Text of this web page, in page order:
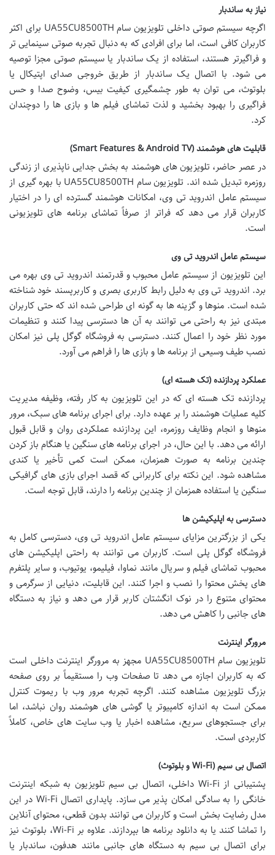
نیاز به ساندبار
اگرچه سیستم صوتی داخلی تلویزیون سام UA55CU8500TH برای اکثر
کاربران کافی است، اما برای افرادی که به دنبال تجربه صوتی سینمایی تر
و فراگیرتر هستند، استفاده از یک ساندبار یا سیستم صوتی مجزا توصیه
می شود. با اتصال یک ساندبار از طریق خروجی صدای اپتیکال یا
بلوتوث، می توان به طور چشمگیری کیفیت بیس، وضوح صدا و حس
فراگیری را بهبود بخشید و لذت تماشای فیلم ها و بازی ها را دوچندان
کرد.
قابلیت های هوشمند (Smart Features & Android TV)
در عصر حاضر، تلویزیون های هوشمند به بخش جدایی ناپذیری از زندگی
روزمره تبدیل شده اند. تلویزیون سام UA55CU8500TH با بهره گیری از
سیستم عامل اندروید تی وی، امکانات هوشمند گسترده ای را در اختیار
کاربران قرار می دهد که فراتر از صرفاً تماشای برنامه های تلویزیونی
است.
سیستم عامل اندروید تی وی
این تلویزیون از سیستم عامل محبوب و قدرتمند اندروید تی وی بهره می
برد. اندروید تی وی به دلیل رابط کاربری بصری و کاربرپسند خود شناخته
شده است. منوها و گزینه ها به گونه ای طراحی شده اند که حتی کاربران
مبتدی نیز به راحتی می توانند به آن ها دسترسی پیدا کنند و تنظیمات
مورد نظر خود را اعمال کنند. دسترسی به فروشگاه گوگل پلی نیز امکان
نصب طیف وسیعی از برنامه ها و بازی ها را فراهم می آورد.
عملکرد پردازنده (تک هسته ای)
پردازنده تک هسته ای که در این تلویزیون به کار رفته، وظیفه مدیریت
کلیه عملیات هوشمند را بر عهده دارد. برای اجرای برنامه های سبک، مرور
منوها و انجام وظایف روزمره، این پردازنده عملکردی روان و قابل قبول
ارائه می دهد. با این حال، در اجرای برنامه های سنگین یا هنگام باز کردن
چندین برنامه به صورت همزمان، ممکن است کمی تأخیر یا کندی
مشاهده شود. این نکته برای کاربرانی که قصد اجرای بازی های گرافیکی
سنگین یا استفاده همزمان از چندین برنامه را دارند، قابل توجه است.
دسترسی به اپلیکیشن ها
یکی از بزرگترین مزایای سیستم عامل اندروید تی وی، دسترسی کامل به
فروشگاه گوگل پلی است. کاربران می توانند به راحتی اپلیکیشن های
محبوب تماشای فیلم و سریال مانند نماوا، فیلیمو، یوتیوب، و سایر پلتفرم
های پخش محتوا را نصب و اجرا کنند. این قابلیت، دنیایی از سرگرمی و
محتوای متنوع را در نوک انگشتان کاربر قرار می دهد و نیاز به دستگاه
های جانبی را کاهش می دهد.
مرورگر اینترنت
تلویزیون سام UA55CU8500TH مجهز به مرورگر اینترنت داخلی است
که به کاربران اجازه می دهد تا صفحات وب را مستقیماً بر روی صفحه
بزرگ تلویزیون مشاهده کنند. اگرچه تجربه مرور وب با ریموت کنترل
ممکن است به اندازه کامپیوتر یا گوشی های هوشمند روان نباشد، اما
برای جستجوهای سریع، مشاهده اخبار یا وب سایت های خاص، کاملاً
کاربردی است.
اتصال بی سیم (Wi-Fi و بلوتوث)
پشتیبانی از Wi-Fi داخلی، اتصال بی سیم تلویزیون به شبکه اینترنت
خانگی را به سادگی امکان پذیر می سازد. پایداری اتصال Wi-Fi در این
مدل رضایت بخش است و کاربران می توانند بدون قطعی، محتوای آنلاین
را تماشا کنند یا به دانلود برنامه ها بپردازند. علاوه بر Wi-Fi، بلوتوث نیز
برای اتصال بی سیم به دستگاه های جانبی مانند هدفون، ساندبار یا